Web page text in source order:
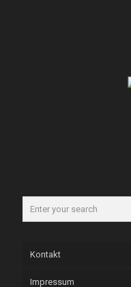
Kontakt
Impressum